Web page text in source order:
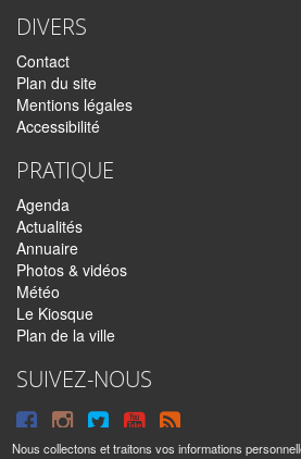
Nous collectons et traitons vos informations
DIVERS
Contact
Plan du site
Mentions légales
Accessibilité
PRATIQUE
Agenda
Actualités
Annuaire
Photos & vidéos
Météo
Le Kiosque
Plan de la ville
SUIVEZ-NOUS
SuivreSuivreSuivreSyndiquer